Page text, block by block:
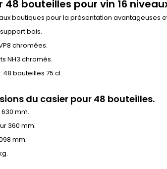
48 bouteilles pour vin 16
boutiques pour la présentation avantageuses
bois.
chromées.
NH3 chromés.
bouteilles 75 cl.
du casier pour 48 bouteilles.
mm.
360 mm.
mm.